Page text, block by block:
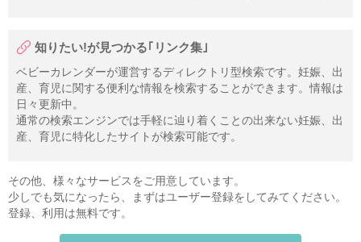
知りたい!が見つかる｢リンク集｣
ベビーカレンダーが運営するディレクトリ型検索です。妊娠、出
産、育児に関する便利な情報を検索することができます。情報は
日々更新中。
通常の検索エンジンでは手軽に辿り着くことの出来ない妊娠、出
産、育児に特化したサイトが検索可能です。
その他、様々なサービスをご用意しています。
少しでも気になったら、まずはユーザー登録をしてみてください。
登録、利用は無料です。